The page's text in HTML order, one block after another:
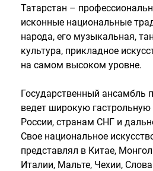
Татарстан –
исконные национальные
народа, его музыкальная,
культура, прикладное
на самом высоком уровне.
Государственный ансамбль
ведет широкую гастрольную
России, странам СНГ и
Свое национальное
представлял в Китае,
Италии, Мальте, Чехии,